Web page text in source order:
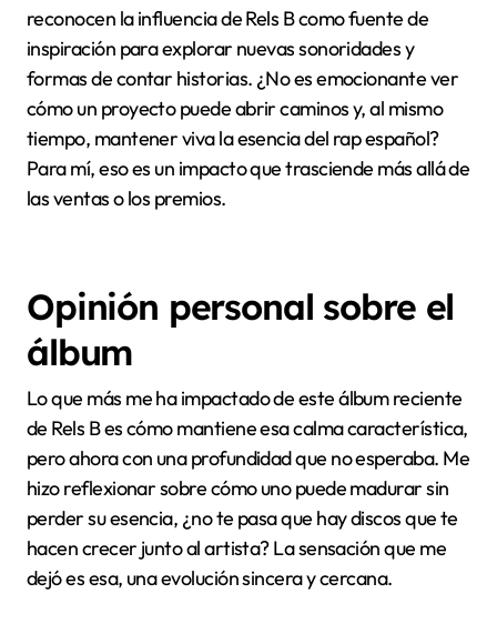
reconocen la influencia de Rels B como fuente de
inspiración para explorar nuevas sonoridades y
formas de contar historias. ¿No es emocionante ver
cómo un proyecto puede abrir caminos y, al mismo
tiempo, mantener viva la esencia del rap español?
Para mí, eso es un impacto que trasciende más allá de
las ventas o los premios.
Opinión personal sobre el
álbum
Lo que más me ha impactado de este álbum reciente
de Rels B es cómo mantiene esa calma característica,
pero ahora con una profundidad que no esperaba. Me
hizo reflexionar sobre cómo uno puede madurar sin
perder su esencia, ¿no te pasa que hay discos que te
hacen crecer junto al artista? La sensación que me
dejó es esa, una evolución sincera y cercana.